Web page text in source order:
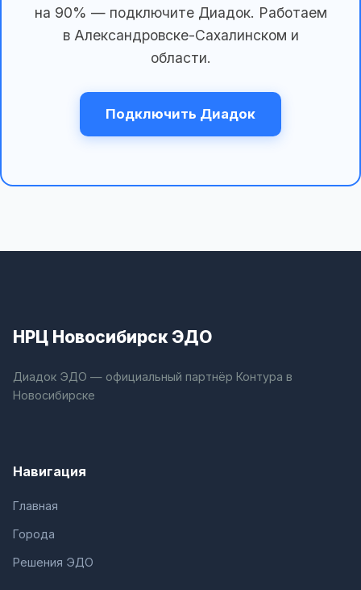
на 90% — подключите Диадок. Работаем
в Александровске-Сахалинском и
области.
Подключить Диадок
НРЦ Новосибирск ЭДО
Диадок ЭДО — официальный партнёр Контура в
Новосибирске
Навигация
Главная
Города
Решения ЭДО